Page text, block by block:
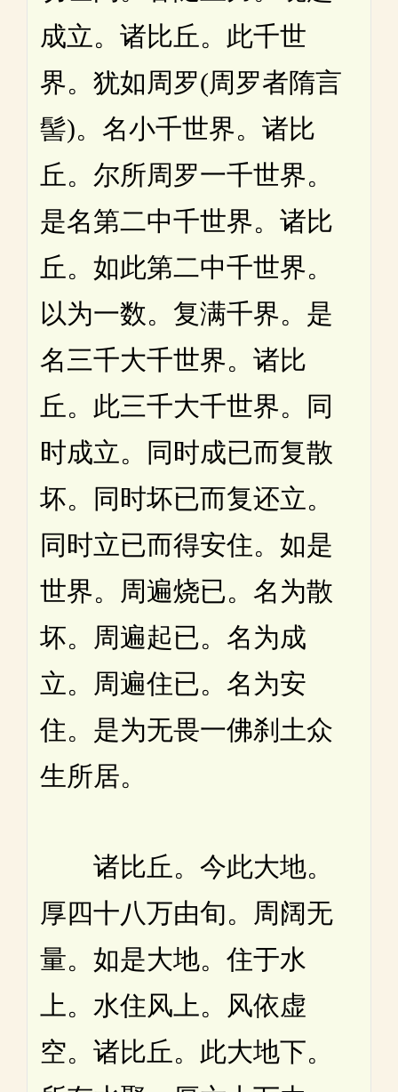
成立。诸比丘。此千世
界。犹如周罗(周罗者隋言
髻)。名小千世界。诸比
丘。尔所周罗一千世界。
是名第二中千世界。诸比
丘。如此第二中千世界。
以为一数。复满千界。是
名三千大千世界。诸比
丘。此三千大千世界。同
时成立。同时成已而复散
坏。同时坏已而复还立。
同时立已而得安住。如是
世界。周遍烧已。名为散
坏。周遍起已。名为成
立。周遍住已。名为安
住。是为无畏一佛刹土众
生所居。
诸比丘。今此大地。
厚四十八万由旬。周阔无
量。如是大地。住于水
上。水住风上。风依虚
空。诸比丘。此大地下。